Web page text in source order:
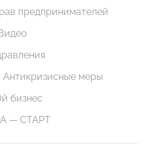
предпринимателей
меры
бизнес
— СТАРТ